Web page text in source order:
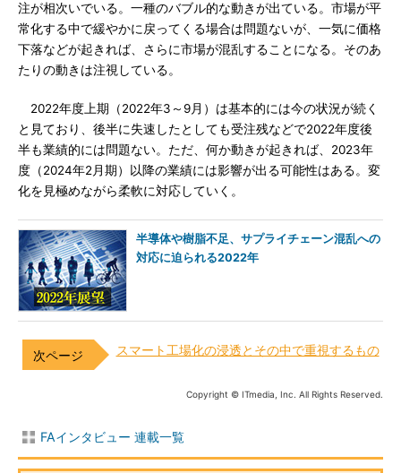
注が相次いでいる。一種のバブル的な動きが出ている。市場が平
常化する中で緩やかに戻ってくる場合は問題ないが、一気に価格
下落などが起きれば、さらに市場が混乱することになる。そのあ
たりの動きは注視している。
2022年度上期（2022年3～9月）は基本的には今の状況が続く
と見ており、後半に失速したとしても受注残などで2022年度後
半も業績的には問題ない。ただ、何か動きが起きれば、2023年
度（2024年2月期）以降の業績には影響が出る可能性はある。変
化を見極めながら柔軟に対応していく。
半導体や樹脂不足、サプライチェーン混乱への
対応に迫られる2022年
スマート工場化の浸透とその中で重視するもの
Copyright © ITmedia, Inc. All Rights Reserved.
FAインタビュー 連載一覧